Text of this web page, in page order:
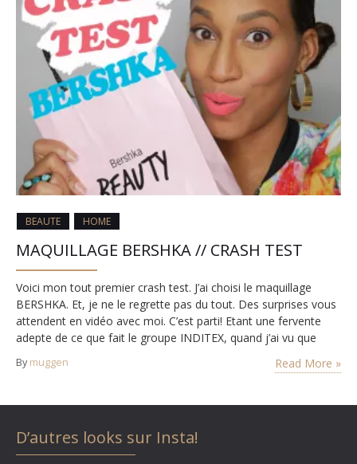
BEAUTE HOME
MAQUILLAGE BERSHKA // CRASH TEST
Voici mon tout premier crash test. J’ai choisi le maquillage
BERSHKA. Et, je ne le regrette pas du tout. Des surprises vous
attendent en vidéo avec moi. C’est parti! Etant une fervente
adepte de ce que fait le groupe INDITEX, quand j’ai vu que
absolument que je teste ça pour vous…
By muggen Read More »
D’autres looks sur Insta!